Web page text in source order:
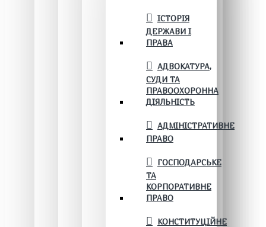
ІСТОРІЯ
ДЕРЖАВИ І
ПРАВА
АДВОКАТУРА,
СУДИ ТА
ПРАВООХОРОННА
ДІЯЛЬНІСТЬ
АДМІНІСТРАТИВНЕ
ПРАВО
ГОСПОДАРСЬКЕ
ТА
КОРПОРАТИВНЕ
ПРАВО
КОНСТИТУЦІЙНЕ